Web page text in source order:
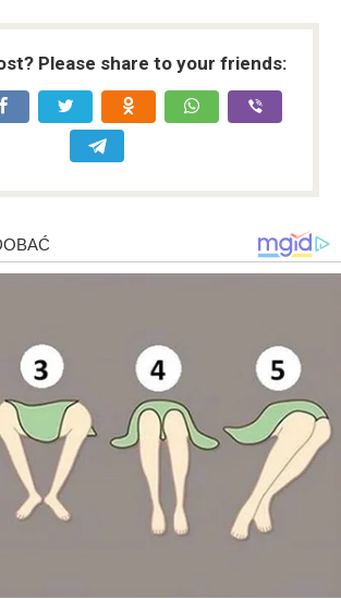
Please share to your friends: